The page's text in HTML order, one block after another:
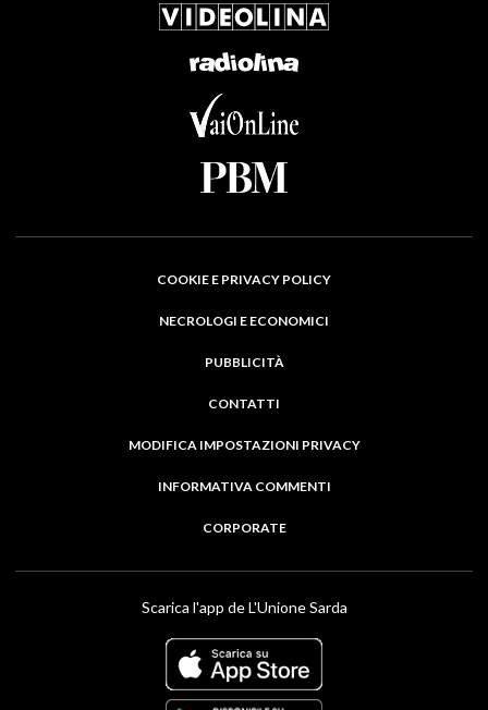
COOKIE E PRIVACY POLICY
NECROLOGI E ECONOMICI
PUBBLICITÀ
CONTATTI
MODIFICA IMPOSTAZIONI PRIVACY
INFORMATIVA COMMENTI
CORPORATE
Scarica l'app de L'Unione Sarda